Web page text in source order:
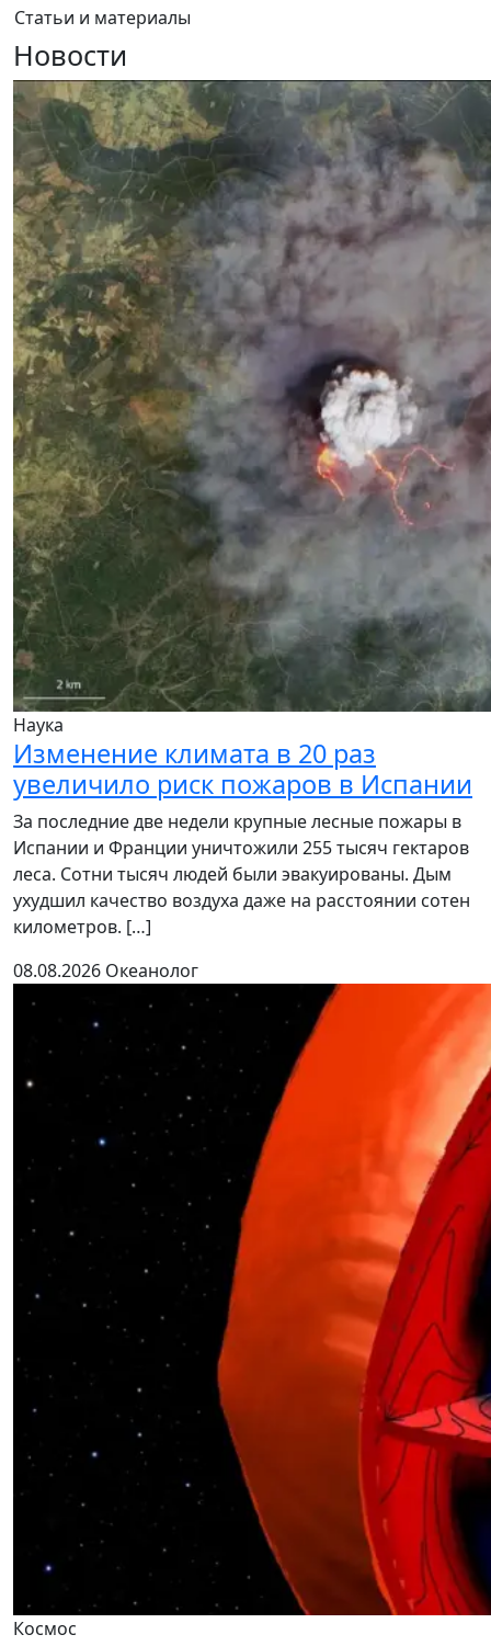
Статьи и материалы
Новости
Наука
Изменение климата в 20 раз
увеличило риск пожаров в Испании
За последние две недели крупные лесные пожары в
Испании и Франции уничтожили 255 тысяч гектаров
леса. Сотни тысяч людей были эвакуированы. Дым
ухудшил качество воздуха даже на расстоянии сотен
километров. […]
08.08.2026 Океанолог
Космос